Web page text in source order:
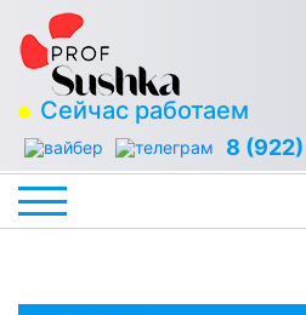
Сейчас работаем
8